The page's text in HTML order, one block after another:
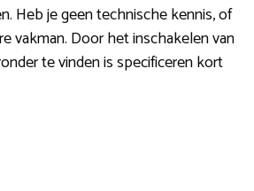
Heb je geen technische kennis, of
vakman. Door het inschakelen van
te vinden is specificeren kort